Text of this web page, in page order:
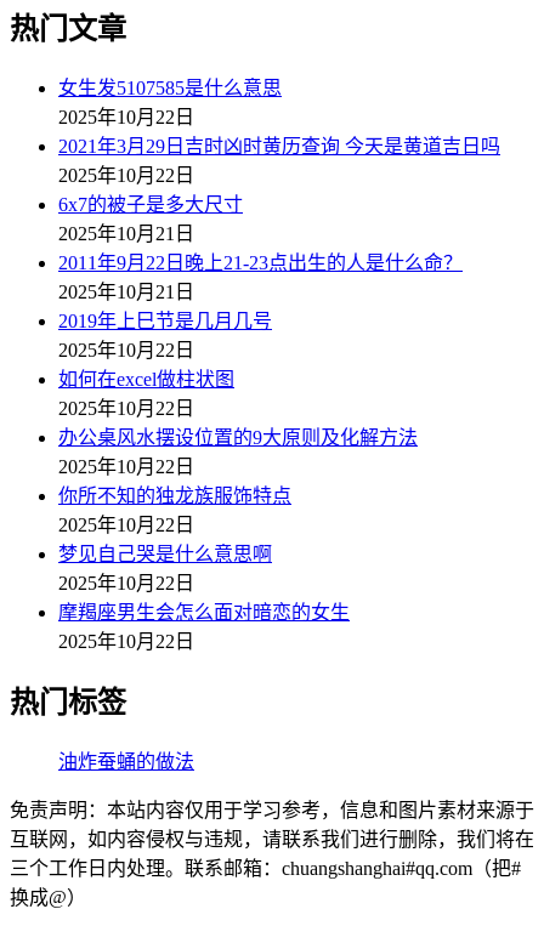
热门文章
女生发5107585是什么意思
2025年10月22日
2021年3月29日吉时凶时黄历查询 今天是黄道吉日吗
2025年10月22日
6x7的被子是多大尺寸
2025年10月21日
2011年9月22日晚上21-23点出生的人是什么命？
2025年10月21日
2019年上巳节是几月几号
2025年10月22日
如何在excel做柱状图
2025年10月22日
办公桌风水摆设位置的9大原则及化解方法
2025年10月22日
你所不知的独龙族服饰特点
2025年10月22日
梦见自己哭是什么意思啊
2025年10月22日
摩羯座男生会怎么面对暗恋的女生
2025年10月22日
热门标签
油炸蚕蛹的做法
免责声明：本站内容仅用于学习参考，信息和图片素材来源于
互联网，如内容侵权与违规，请联系我们进行删除，我们将在
三个工作日内处理。联系邮箱：chuangshanghai#qq.com（把#
换成@）